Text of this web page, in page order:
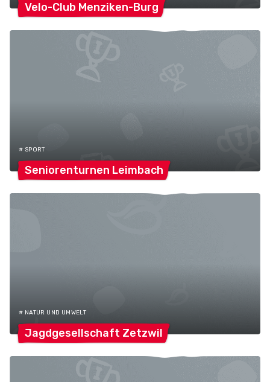
Velo-Club Menziken-Burg
# SPORT
Seniorenturnen Leimbach
# NATUR UND UMWELT
Jagdgesellschaft Zetzwil